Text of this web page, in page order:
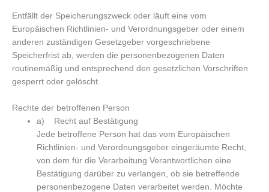
Entfällt der Speicherungszweck oder läuft eine vom
Europäischen Richtlinien- und Verordnungsgeber oder einem
anderen zuständigen Gesetzgeber vorgeschriebene
Speicherfrist ab, werden die personenbezogenen Daten
routinemäßig und entsprechend den gesetzlichen Vorschriften
gesperrt oder gelöscht.
Rechte der betroffenen Person
a) Recht auf Bestätigung
Jede betroffene Person hat das vom Europäischen
Richtlinien- und Verordnungsgeber eingeräumte Recht,
von dem für die Verarbeitung Verantwortlichen eine
Bestätigung darüber zu verlangen, ob sie betreffende
personenbezogene Daten verarbeitet werden. Möchte